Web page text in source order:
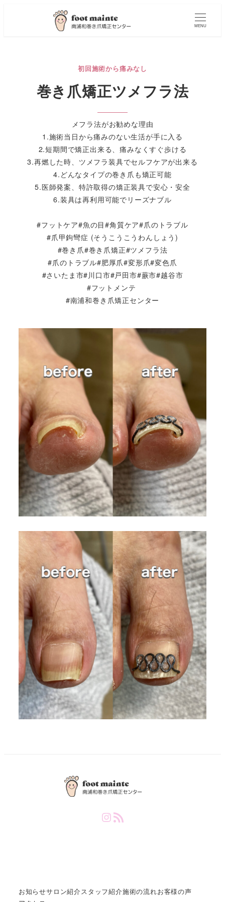
MENU
初回施術から痛みなし
巻き爪矯正ツメフラ法
メフラ法がお勧めな理由
1.施術当日から痛みのない生活が手に入る
2.短期間で矯正出来る、痛みなくすぐ歩ける
3.再燃した時、ツメフラ装具でセルフケアが出来る
4.どんなタイプの巻き爪も矯正可能
5.医師発案、特許取得の矯正装具で安心・安全
6.装具は再利用可能でリーズナブル
#フットケア#魚の目#角質ケア#爪のトラブル
#爪甲鉤彎症 (そうこうこうわんしょう)
#巻き爪#巻き爪矯正#ツメフラ法
#爪のトラブル#肥厚爪#変形爪#変色爪
#さいたま市#川口市#戸田市#蕨市#越谷市
#フットメンテ
#南浦和巻き爪矯正センター
InstagramRSS Feed
お知らせサロン紹介スタッフ紹介施術の流れお客様の声